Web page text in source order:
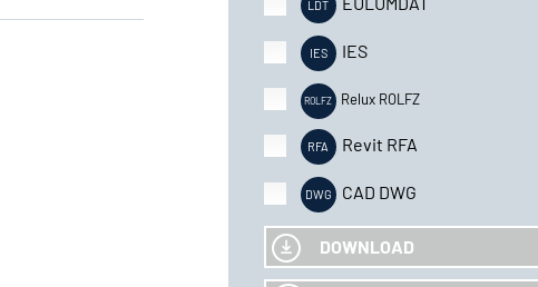
IES
Relux ROLFZ
Revit RFA
CAD DWG
DOWNLOAD